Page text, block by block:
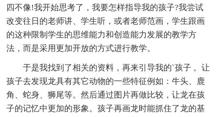
四不像!我开始思考了，我要怎样指导我的孩子?我尝试
改变往日的老师讲、学生听，或者老师范画，学生跟画
的这种限制学生的思维能力和创造能力发展的教学方
法，而是采用更加开放的方式进行教学。
于是我找到了相关的资料，再来引导我的`孩子 。让
孩子去发现龙具有其它动物的一些特征例如：牛头、鹿
角、蛇身、狮尾等。然后通过图片再做比较，让龙在孩
子的记忆中更加的形象。孩子再画龙时能抓住了龙的基